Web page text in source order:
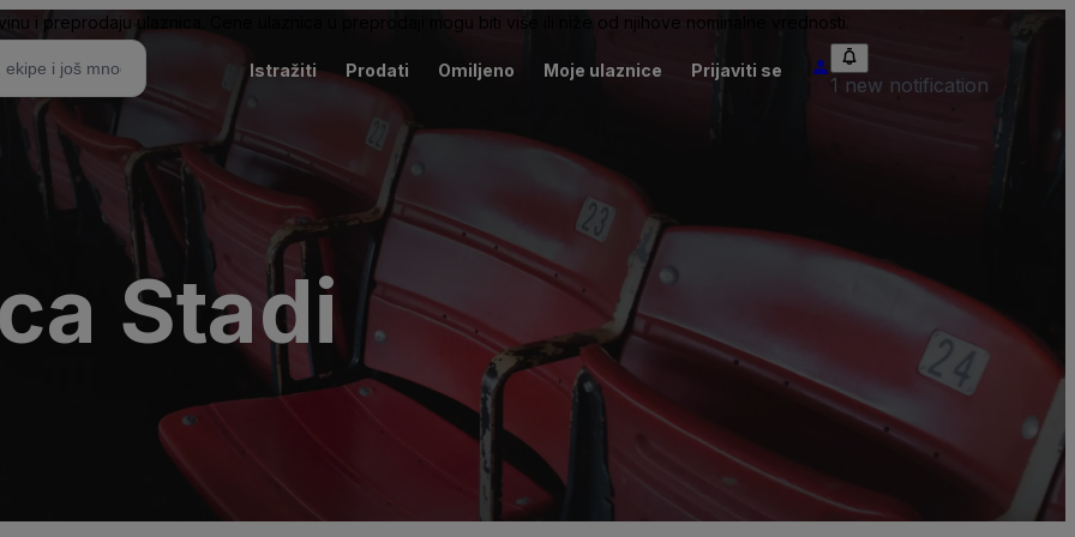
i preprodaju ulaznica. Cene ulaznica u preprodaji mogu biti više ili niže od njihove nominalne vrednosti.
Istražiti Prodati Omiljeno Moje ulaznice Prijaviti se
1 new notification
Stadi